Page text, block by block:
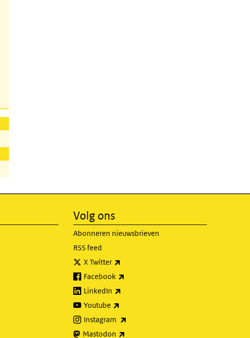
Volg ons
Abonneren nieuwsbrieven
RSS feed
X Twitter
Facebook
LinkedIn
Youtube
Instagram
Mastodon